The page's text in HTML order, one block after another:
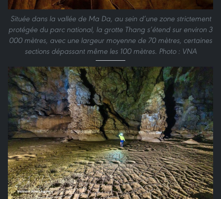
Située dans la vallée de Ma Da, au sein d’une zone strictement
protégée du parc national, la grotte Thang s’étend sur environ 3
000 mètres, avec une largeur moyenne de 70 mètres, certaines
sections dépassant même les 100 mètres. Photo : VNA